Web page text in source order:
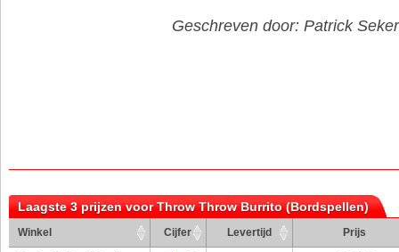
Geschreven door: Patrick
Laagste 3 prijzen voor Throw Throw Burrito (Bordspellen)
Winkel Cijfer Levertijd Prijs